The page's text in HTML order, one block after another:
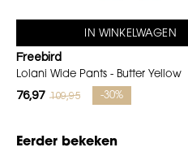
IN WINKELWAGEN
Freebird
Lolani Wide Pants - Butter Yellow
76,97 109,95 -30%
Eerder bekeken